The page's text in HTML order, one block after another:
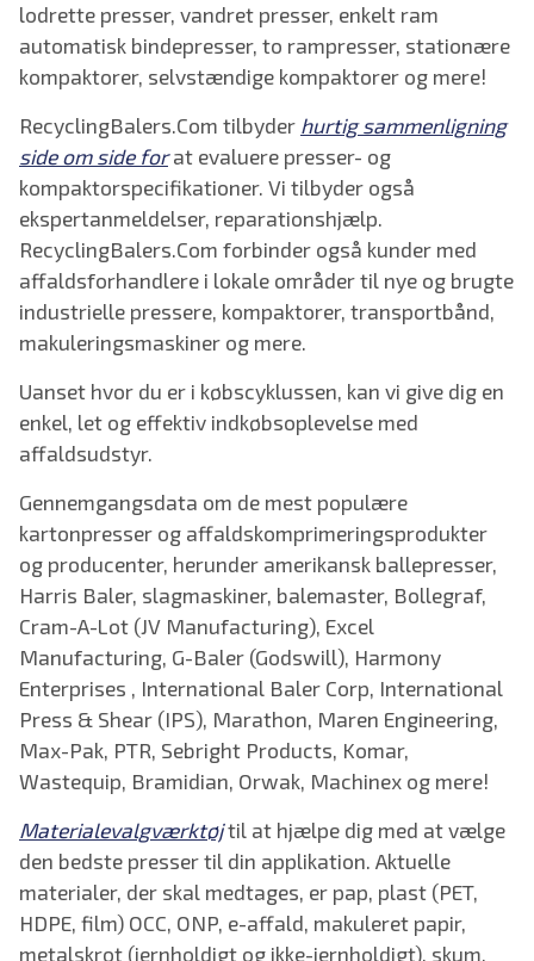
lodrette presser, vandret presser, enkelt ram
automatisk bindepresser, to rampresser, stationære
kompaktorer, selvstændige kompaktorer og mere!
RecyclingBalers.Com tilbyder hurtig sammenligning
side om side forat evaluere presser- og
kompaktorspecifikationer. Vi tilbyder også
ekspertanmeldelser, reparationshjælp.
RecyclingBalers.Com forbinder også kunder med
affaldsforhandlere i lokale områder til nye og brugte
industrielle pressere, kompaktorer, transportbånd,
makuleringsmaskiner og mere.
Uanset hvor du er i købscyklussen, kan vi give dig en
enkel, let og effektiv indkøbsoplevelse med
affaldsudstyr.
Gennemgangsdata om de mest populære
kartonpresser og affaldskomprimeringsprodukter
og producenter, herunder amerikansk ballepresser,
Harris Baler, slagmaskiner, balemaster, Bollegraf,
Cram-A-Lot (JV Manufacturing), Excel
Manufacturing, G-Baler (Godswill), Harmony
Enterprises , International Baler Corp, International
Press & Shear (IPS), Marathon, Maren Engineering,
Max-Pak, PTR, Sebright Products, Komar,
Wastequip, Bramidian, Orwak, Machinex og mere!
Materialevalgværktøjtil at hjælpe dig med at vælge
den bedste presser til din applikation. Aktuelle
materialer, der skal medtages, er pap, plast (PET,
HDPE, film) OCC, ONP, e-affald, makuleret papir,
metalskrot (jernholdigt og ikke-jernholdigt), skum,